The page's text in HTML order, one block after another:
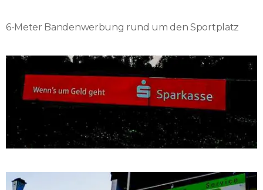
6-Meter Bandenwerbung rund um den Sportplatz